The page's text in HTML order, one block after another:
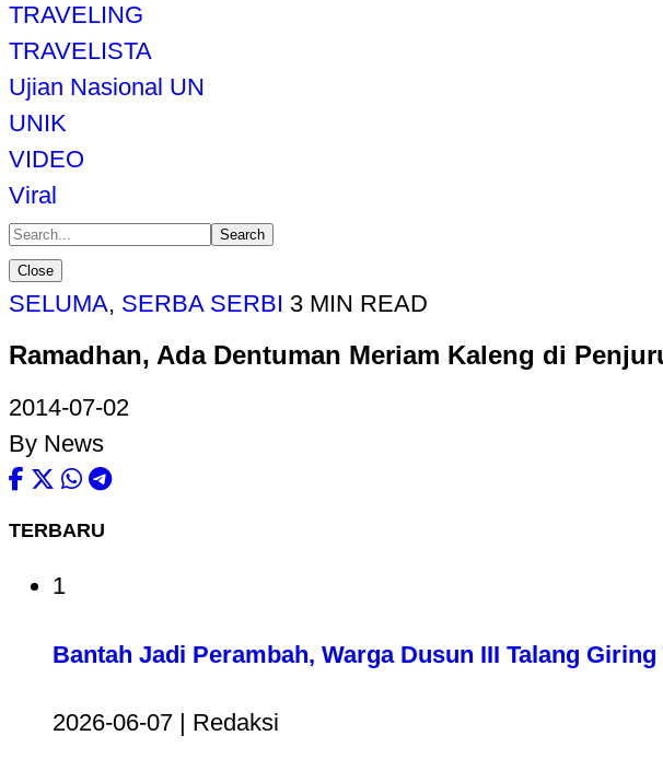
TRAVELING
TRAVELISTA
Ujian Nasional UN
UNIK
VIDEO
Viral
Search
Close
SELUMA, SERBA SERBI 3 MIN READ
Ramadhan, Ada Dentuman Meriam Kaleng di
2014-07-02
By News
TERBARU
1
Bantah Jadi Perambah, Warga Dusun III Talang
2026-06-07 | Redaksi